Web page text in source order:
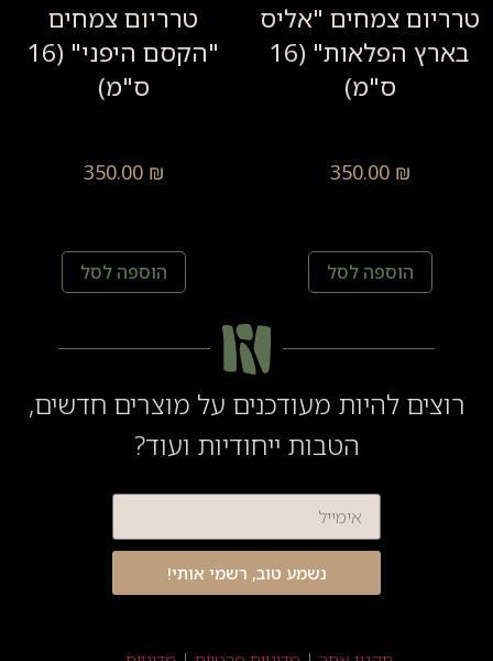
צמחים "אליס
בארץ הפלאות" (16
ס"מ)
350.00
הוספה לסל
טרריום צמחים
"הקסם היפני"​ (16
ס"מ)
350.00
הוספה לסל
להיות מעודכנים על מוצרים חדשים,
הטבות ייחודיות ועוד?
נשמע טוב, רשמי אותי!